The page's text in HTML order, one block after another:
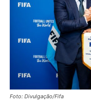
Foto: Divulgação/Fifa